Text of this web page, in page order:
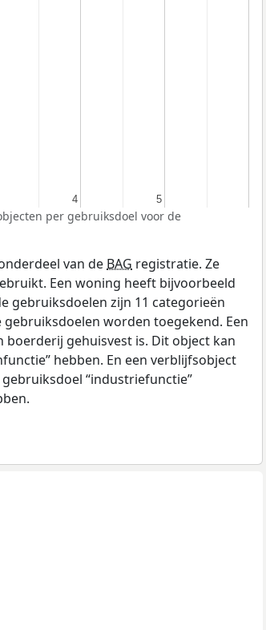
4
4 5
5
per gebruiksdoel voor de
van de BAG registratie. Ze
Een woning heeft bijvoorbeeld
gebruiksdoelen zijn 11 categorieën
worden toegekend. Een
gehuisvest is. Dit object kan
hebben. En een verblijfsobject
“industriefunctie”